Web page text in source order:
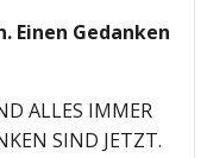
Einen Gedanken
ALLES IMMER
SIND JETZT.